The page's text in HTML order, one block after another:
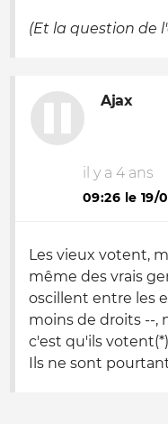
(Et la question de
Ajax
il y a 4 ans
09:26 le 19/
Les vieux votent,
même des vrais
oscillent entre les
moins de droits --,
c'est qu'ils
Ils ne sont